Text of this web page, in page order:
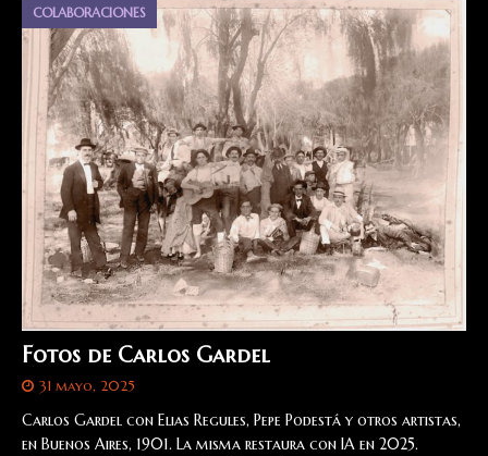
Fotos de Carlos Gardel
COLABORACIONES
31 mayo, 2025
Carlos Gardel con Elias Regules, Pepe Podestá y otros artistas,
en Buenos Aires, 1901. La misma restaura con IA en 2025.